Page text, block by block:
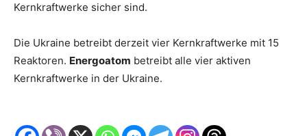
Kernkraftwerke sicher sind.
Die Ukraine betreibt derzeit vier Kernkraftwerke mit 15
Reaktoren. Energoatom betreibt alle vier aktiven
Kernkraftwerke in der Ukraine.